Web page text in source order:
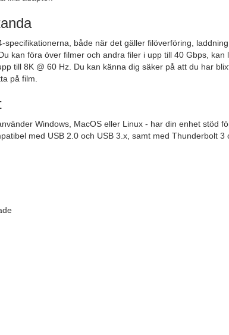
specifikationerna, både när det gäller filöverföring,
kan föra över filmer och andra filer i upp till 40 Gbps,
till 8K @ 60 Hz. Du kan känna dig säker på att du har
på film.
Windows, MacOS eller Linux - har din enhet stöd
med USB 2.0 och USB 3.x, samt med Thunderbolt 3